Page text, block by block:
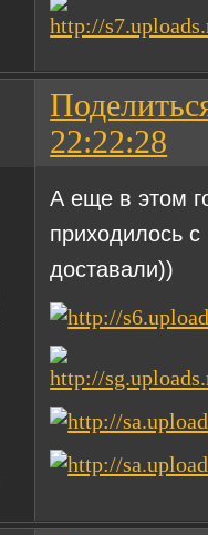
22:22:28
А еще в этом
приходилось
доставали))